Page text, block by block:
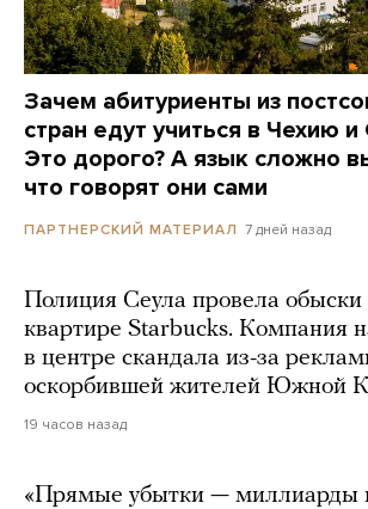
Зачем абитуриенты из
стран едут учиться в Чехию
Это дорого? А язык сложно
что говорят они сами
ПАРТНЕРСКИЙ МАТЕРИАЛ 7 дней назад
Полиция Сеула провела обыски
квартире Starbucks. Компания
в центре скандала из-за
оскорбившей жителей Южной
19 часов назад
«Прямые убытки — миллиарды